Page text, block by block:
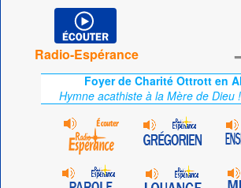
Radio-Espérance
Foyer de Charité Ottrott en
Hymne acathiste à la Mère de Dieu